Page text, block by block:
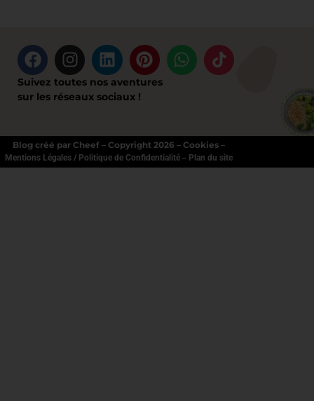
Suivez toutes nos aventures
sur les réseaux sociaux !
Blog créé par Cheef – Copyright 2026 – Cookies –
Mentions Légales / Politique de Confidentialité– Plan du site